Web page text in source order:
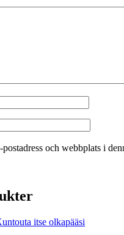
och webbplats i